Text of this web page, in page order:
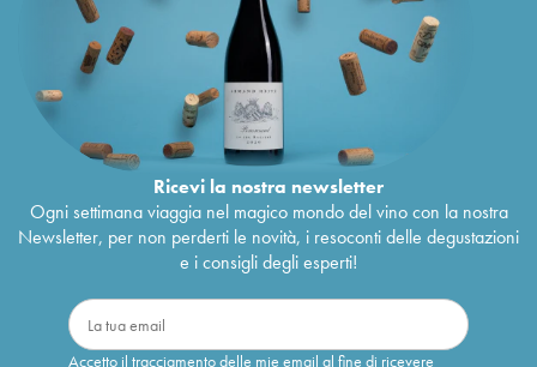
Ricevi la nostra newsletter
Ogni settimana viaggia nel magico mondo del vino con la nostra
Newsletter, per non perderti le novità, i resoconti delle degustazioni
e i consigli degli esperti!
Accetto il tracciamento delle mie email al fine di ricevere